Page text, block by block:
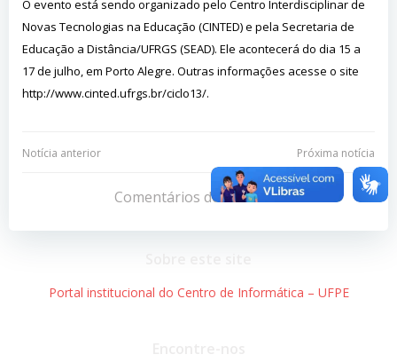
O evento está sendo organizado pelo Centro Interdisciplinar de
Novas Tecnologias na Educação (CINTED) e pela Secretaria de
Educação a Distância/UFRGS (SEAD). Ele acontecerá do dia 15 a
17 de julho, em Porto Alegre. Outras informações acesse o site
http://www.cinted.ufrgs.br/ciclo13/.
Navegação
Post
Notícia anterior
Navegação
de
Post
Próxima notícia
Comentários desativados
Portal institucional do Centro de Informática – UFPE